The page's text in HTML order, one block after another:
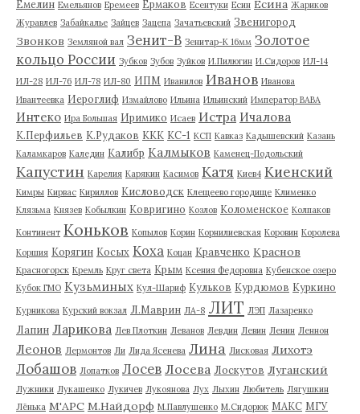
Емелин Емельянов Еремеев Ермаков Есентуки Есин Есина Жариков
Журавлев Забайкалье Зайцев Зацепа Зачатьевский Звенигород
Звонков Земляной вал Зенит-В Зенитар-К 16мм Золотое
кольцо России Зубков Зубов Зуйков И.Пилюгин И.Сидоров ИЛ-14
ИЛ-28 ИЛ-76 ИЛ-78 ИЛ-80 ИПМ Иванилов Иванов Иванова
Ивантеевка Иероглиф Измайлово Ильина Ильинский Император ВАВА
Интеко Ира Большая Иримико Исаев Истра Ичалова
К.Перфильев К.Рудаков ККК КС-1 КСП Кавказ Кадышевский Казань
Каламкаров Каледин Калибр Калмыков Каменец-Подольский
Капустин Карелия Карякин Касимов Катя Киев4 Киенский
Кимры Кирвас Кириллов Кисловодск Клещеево городище Клименко
Клязьма Князев Кобылкин Ковригино Козлов Коломенское Колпаков
Континент Коньков Копылов Корин Корнилиевская Коровин Королева
Коршия Корягин Косых Коха Коцан Кравченко Краснов
Красногорск Кремль Круг света Крым Ксения Федоровна Кубенское озеро
Кубок ГМО Кузьминых Кул-Шариф Кульков Курдюмов Куркино
Курникова Курский вокзал Л.Маврин ЛА-8 ЛИТ ЛЭП Лазаренко
Лапин Ларикова Лев Плоткин Леванов Левдин Левин Ленин Леннон
Леонов Лермонтов Ли Лида Ясенева Лина Лисковая Лихотэ
Лобашов Лопатков Лосев Лосева Лоскутов Луганский
Лужники Лукашенко Лукичев Лукоянова Лух Лыхин Любитель Лягушкин
Лёнька М'АРС М.Найдорф М.Павлушенко М.Сидорюк МАКС МГУ